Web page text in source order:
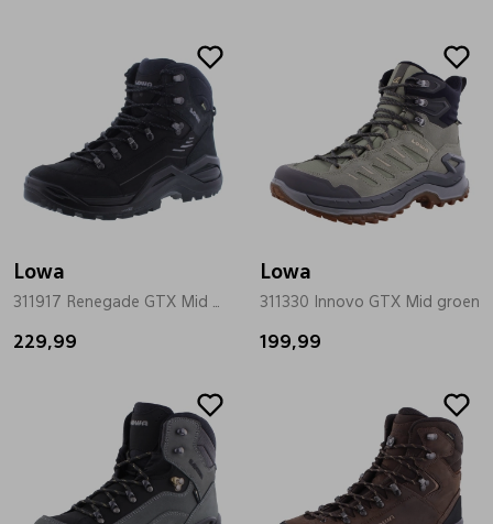
Lowa
229,99
Lowa
311330 Innovo GTX Mid groen
199,99